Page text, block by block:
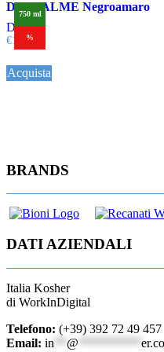
750 ml
%
DUEPALME Negroamaro
Dettagli
€15,00
Acquista
BRANDS
DATI AZIENDALI
Italia Kosher
di WorkInDigital
Telefono: (+39) 392 72 49 457
Email: in @